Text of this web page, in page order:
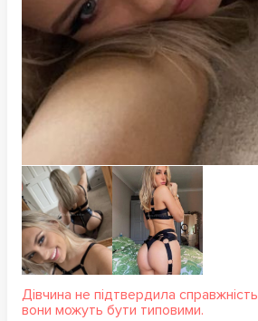
Дівчина не підтвердила
вони можуть бути типовими.